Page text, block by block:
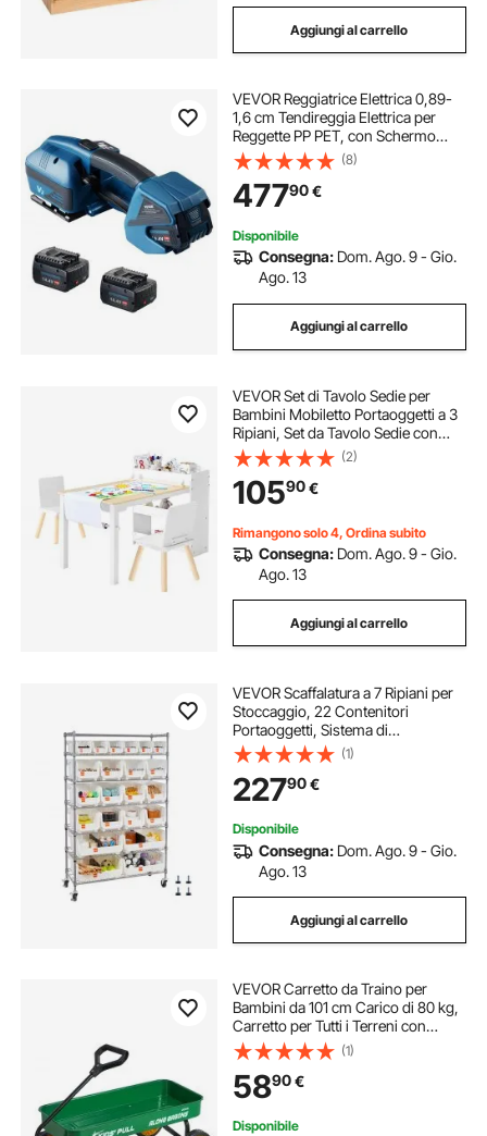
Aggiungi al carrello
VEVOR Reggiatrice Elettrica 0,89-
1,6 cm Tendireggia Elettrica per
Reggette PP PET, con Schermo
Digitale, 2 x 4000 mAh Reggiatrice
Automatica Alimentata a Batteria
per Pallet di Scatole da Imballaggio
(8)
47790€
Disponibile
Consegna: Dom. Ago. 9 - Gio.
Ago. 13
Aggiungi al carrello
VEVOR Set di Tavolo Sedie per
Bambini Mobiletto Portaoggetti a 3
Ripiani, Set da Tavolo Sedie con
Armadietto di Stoccaggio per
Bambini per l'Asilo Nido, Scuola
Materna, Sala Giochi, Bianco
(2)
10590€
Rimangono solo 4, Ordina subito
Consegna: Dom. Ago. 9 - Gio.
Ago. 13
Aggiungi al carrello
VEVOR Scaffalatura a 7 Ripiani per
Stoccaggio, 22 Contenitori
Portaoggetti, Sistema di
Scaffalature in Filo d'Acciaio con
Ruote, per Garage, Magazzino,
Ufficio, Ristorante, Aula, Cucina
(1)
22790€
Disponibile
Consegna: Dom. Ago. 9 - Gio.
Ago. 13
Aggiungi al carrello
VEVOR Carretto da Traino per
Bambini da 101 cm Carico di 80 kg,
Carretto per Tutti i Terreni con
Maniglia, Carrello Multiuso, Regalo
di Compleanno per Bambini,
Giardinaggio, Spiaggia, Verde e
Giallo
(1)
5890€
Disponibile